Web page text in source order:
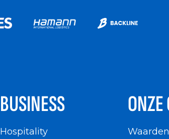
BUSINESS
Hospitality Waarden